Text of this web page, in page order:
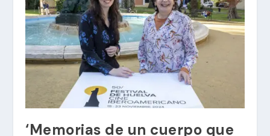
‘Memorias de un cuerpo que